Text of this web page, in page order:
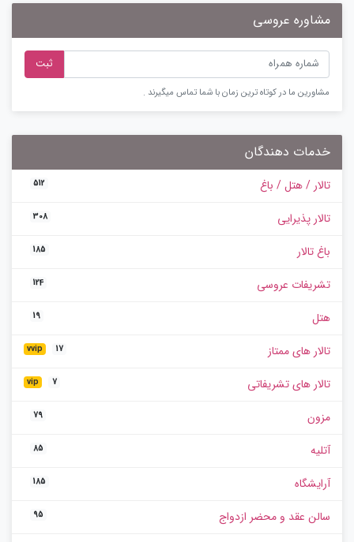
مشاوره عروسی
ثبت
مشاورین ما در کوتاه ترین زمان با شما تماس میگیرند .
خدمات دهندگان
تالار / هتل / باغ 512
تالار پذیرایی 308
باغ تالار 185
تشریفات عروسی 124
هتل 19
تالار های ممتاز vvip 17
تالار های تشریفاتی vip 7
مزون 79
آتلیه 85
آرایشگاه 185
سالن عقد و محضر ازدواج 95